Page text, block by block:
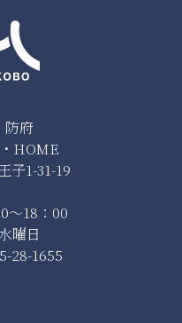
府
HOME
子1-31-19
18：00
日
1655